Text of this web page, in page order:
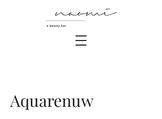
Aquarenuw